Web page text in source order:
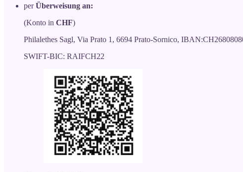
perÜberweisung an:
(Konto in CHF)
Philalethes Sagl, Via Prato 1, 6694 Prato-Sornico,
SWIFT-BIC: RAIFCH22